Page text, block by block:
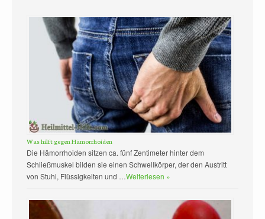
Was hilft gegen Hämorrhoiden
Die Hämorrhoiden sitzen ca. fünf Zentimeter hinter dem
Schließmuskel bilden sie einen Schwellkörper, der den Austritt
von Stuhl, Flüssigkeiten und …Weiterlesen »